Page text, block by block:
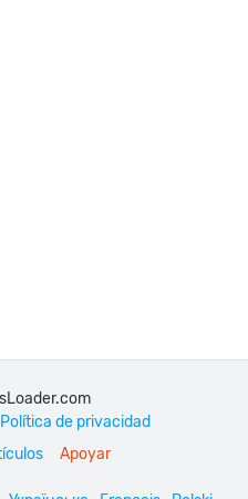
Política de privacidad
Apoyar